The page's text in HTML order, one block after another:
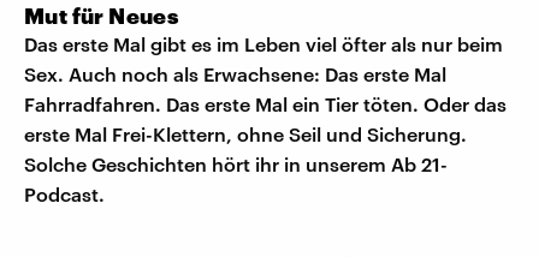
Mut für Neues
Das erste Mal gibt es im Leben viel öfter als nur beim
Sex. Auch noch als Erwachsene: Das erste Mal
Fahrradfahren. Das erste Mal ein Tier töten. Oder das
erste Mal Frei-Klettern, ohne Seil und Sicherung.
Solche Geschichten hört ihr in unserem Ab 21-
Podcast.